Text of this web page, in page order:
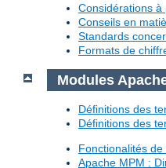
Considérations
Conseils en
Standards
Formats de
Modules
Définitions des
Définitions des
Fonctionalités de
Apache MPM :